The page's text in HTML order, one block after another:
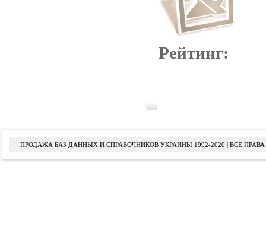
Рейтинг:
ПРОДАЖА БАЗ ДАННЫХ И СПРАВОЧНИКОВ УКРАИНЫ 1992-2020 | ВСЕ